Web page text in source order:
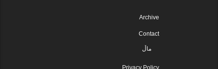
Archive
Contact
ماڵ
Privacy Policy